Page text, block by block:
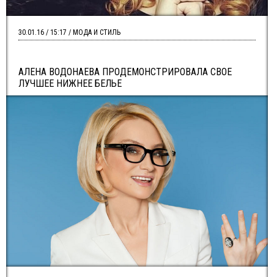
АЛЕНА ВОДОНАЕВА ПРОДЕМОНСТРИРОВАЛА СВОЕ
ЛУЧШЕЕ НИЖНЕЕ БЕЛЬЕ
30.01.16 / 15:17 / МОДА И СТИЛЬ